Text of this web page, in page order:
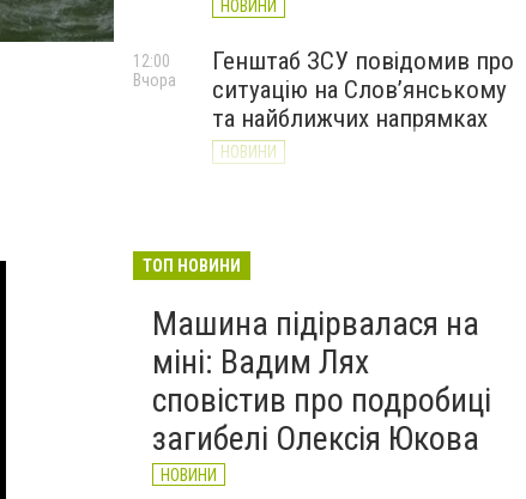
НОВИНИ
Генштаб ЗСУ повідомив про
ситуацію на Слов’янському
та найближчих напрямках
НОВИНИ
12:00
Вчора
великої війни: 7 серпня
ТОП НОВИНИ
Машина підірвалася на
міні: Вадим Лях
сповістив про подробиці
загибелі Олексія Юкова
НОВИНИ